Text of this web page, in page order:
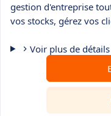
gestion d'entreprise
vos stocks, gérez vos
Voir plus de détails